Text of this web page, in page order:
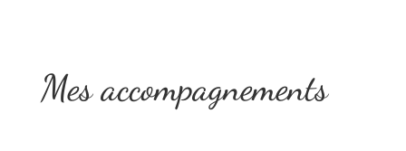
Mes accompagnements